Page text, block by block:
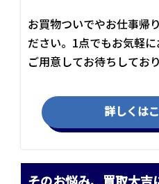
お買物ついでやお仕事帰
ださい。1点でもお気軽
ご用意してお待ちしており
詳しくは